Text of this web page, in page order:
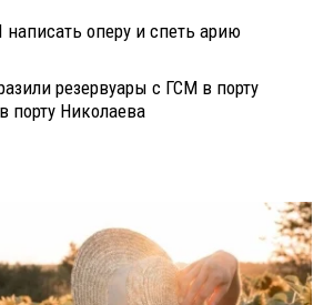
оперу и спеть арию
резервуары с ГСМ в порту
порту Николаева